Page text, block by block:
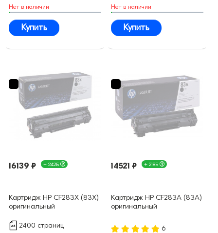
Нет в наличии
Купить
Нет в наличии
Купить
16139 ₽ + 242Б
Картридж HP CF283X (83X)
оригинальный
2400 страниц
14521 ₽ + 218Б
Картридж HP CF283A (83A)
оригинальный
6